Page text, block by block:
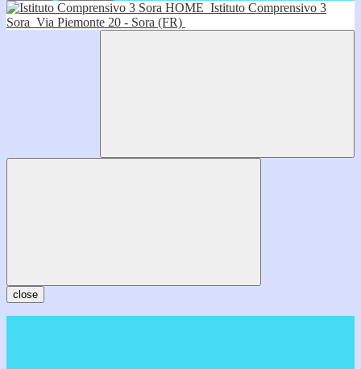
HOME Istituto Comprensivo 3
Sora Via Piemonte 20 - Sora (FR)
close